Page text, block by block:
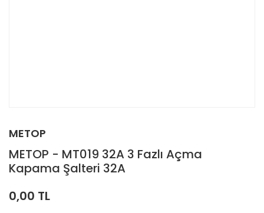
METOP
METOP - MT019 32A 3 Fazlı Açma
Kapama Şalteri 32A
0,00 TL